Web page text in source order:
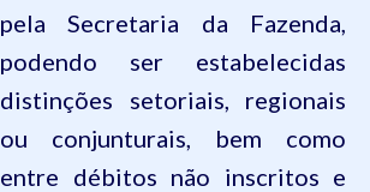
pela Secretaria da Fazenda,
podendo ser estabelecidas
distinções setoriais, regionais
ou conjunturais, bem como
entre débitos não inscritos e